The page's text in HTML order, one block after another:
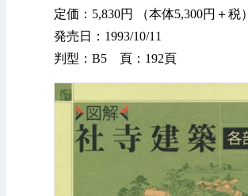
定価：5,830円 （本体5,300円＋税）
発売日：1993/10/11
判型：B5 頁：192頁